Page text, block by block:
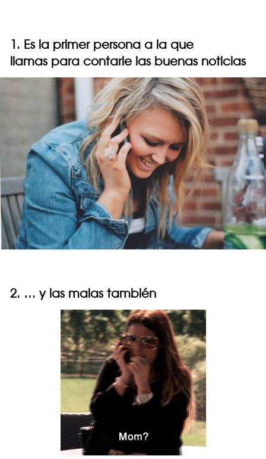
1. Es la primer persona a la que
llamas para contarle las buenas noticias
2. … y las malas también